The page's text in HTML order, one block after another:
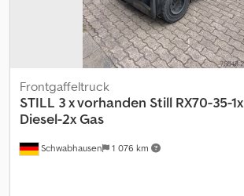
Schwabhausen 1 076 km
Frontgaffeltruck
STILL 3 x vorhanden Still RX70-35-1x
Diesel-2x Gas